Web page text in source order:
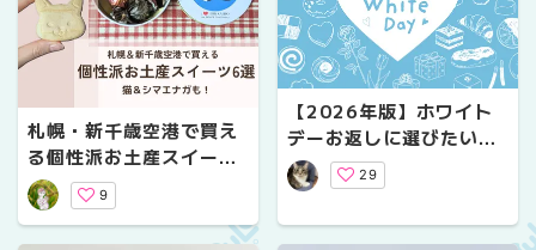
札幌・新千歳空港で買え
る個性派お土産スイーツ
6選｜猫・シマエナガモ
チーフのかわいいお菓子
も
9
【2026年版】ホワイト
デーお返しに選びたい！
ジャンル別おすすめショ
ップガイド
29